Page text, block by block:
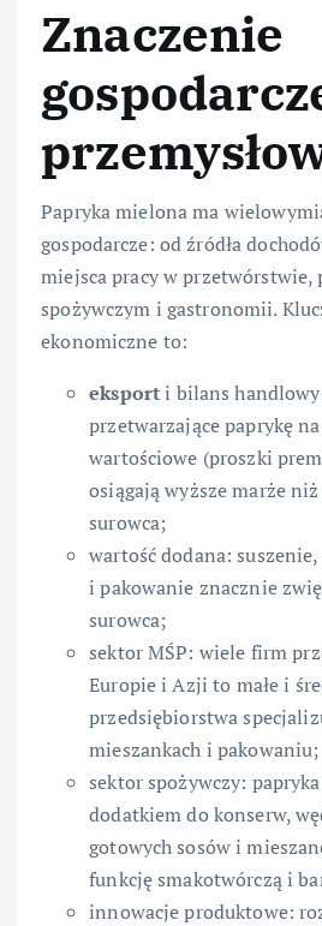
Znaczenie
Papryka mielona ma
gospodarcze: od źródła
miejsca pracy w przetwórstwie,
spożywczym i gastronomii.
ekonomiczne to:
eksporti bilans
przetwarzające paprykę
wartościowe (proszki
osiągają wyższe marże
surowca;
wartość dodana:
i pakowanie znacznie
surowca;
sektor MŚP: wiele firm
Europie i Azji to małe i
przedsiębiorstwa
mieszankach i pakowaniu;
sektor spożywczy:
dodatkiem do konserw,
gotowych sosów i
funkcję smakotwórczą i
innowacje produktowe: